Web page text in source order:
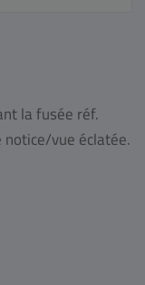
la fusée réf.
vue éclatée.